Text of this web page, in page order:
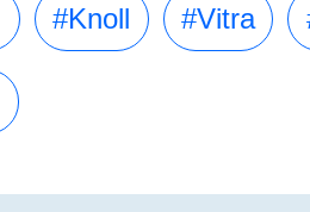
#Knoll #Vitra